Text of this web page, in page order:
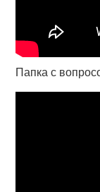
Папка с